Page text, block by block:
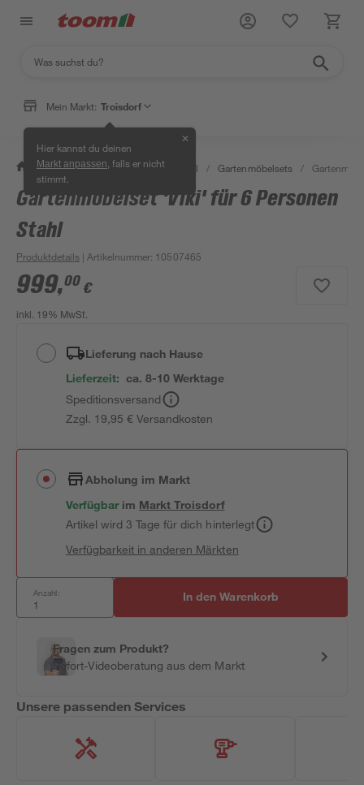
Mein Markt: Troisdorf
Hier kannst du deinen
Markt anpassen , falls er nicht
stimmt.
✕
/ Garten & Freizeit / Gartenmöbel / Gartenmöbelsets /
Gartenmöbelset 'Viki' für 6 Personen
Stahl
Produktdetails | Artikelnummer: 10507465
999,00 €
inkl. 19% MwSt.
Lieferung nach Hause
Lieferzeit: ca. 8-10 Werktage
Speditionsversand
Zzgl. 19,95 € Versandkosten
Abholung im Markt
Verfügbar im MarktTroisdorf
Artikel wird 3 Tage für dich hinterlegt
Verfügbarkeit in anderen Märkten
Anzahl: In den Warenkorb
Fragen zum Produkt?
Sofort-Videoberatung aus dem Markt
Unsere passenden Services